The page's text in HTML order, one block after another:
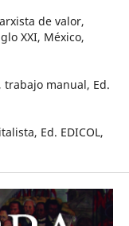
de valor,
XXI, México,
manual, Ed.
Ed. EDICOL,